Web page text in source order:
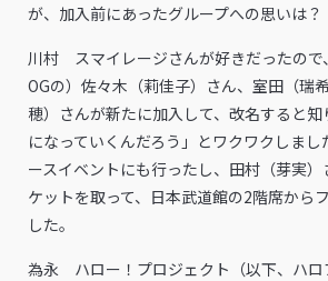
が、加入前にあったグループへの思いは？
川村 スマイレージさんが好きだったので
OGの）佐々木（莉佳子）さん、室田（瑞
穂）さんが新たに加入して、改名すると
になっていくんだろう」とワクワクしまし
ースイベントにも行ったし、田村（芽実
ケットを取って、日本武道館の2階席から
した。
為永 ハロー！プロジェクト（以下、ハロ